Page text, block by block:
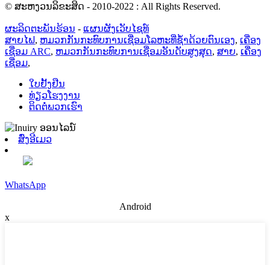
© ສະຫງວນລິຂະສິດ - 2010-2022 : All Rights Reserved.
ຜະລິດຕະພັນຮ້ອນ - ແຜນຜັງເວັບໄຊທ໌
ສາຍໄຟ, ຫມວກກັນກະທົບການເຊື່ອມໂລຫະທີ່ຊ້ໍາດ້ວຍຕົນເອງ, ເຄື່ອງ
ເຊື່ອມ ARC, ຫມວກກັນກະທົບການເຊື່ອມອັນດັບສູງສຸດ, ສາຍ, ເຄື່ອງ
ເຊື່ອມ,
ໃບຢັ້ງຢືນ
ທ່ຽວໂຮງງານ
ຕິດຕໍ່ພວກເຮົາ
ສົ່ງອີເມວ
WhatsApp
Android
x